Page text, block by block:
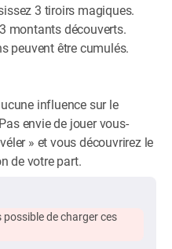
3 tiroirs magiques.
montants découverts.
peuvent être cumulés.
influence sur le
envie de jouer vous-
» et vous découvrirez le
de votre part.
de charger ces